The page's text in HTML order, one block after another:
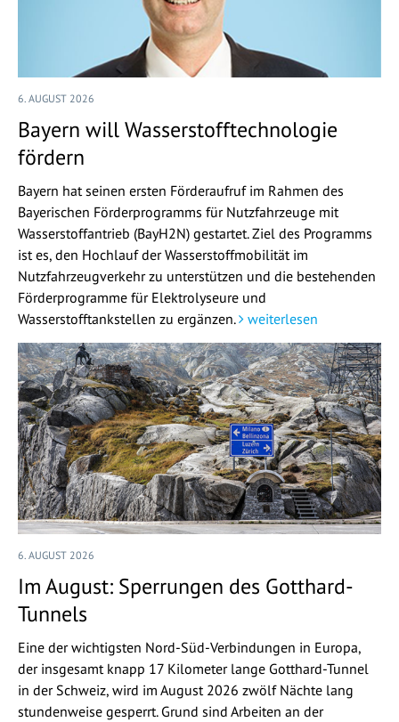
6. AUGUST 2026
Bayern will Wasserstofftechnologie
fördern
Bayern hat seinen ersten Förderaufruf im Rahmen des
Bayerischen Förderprogramms für Nutzfahrzeuge mit
Wasserstoffantrieb (BayH2N) gestartet. Ziel des Programms
ist es, den Hochlauf der Wasserstoffmobilität im
Nutzfahrzeugverkehr zu unterstützen und die bestehenden
Förderprogramme für Elektrolyseure und
Wasserstofftankstellen zu ergänzen.
weiterlesen
6. AUGUST 2026
Im August: Sperrungen des Gotthard-
Tunnels
Eine der wichtigsten Nord-Süd-Verbindungen in Europa,
der insgesamt knapp 17 Kilometer lange Gotthard-Tunnel
in der Schweiz, wird im August 2026 zwölf Nächte lang
stundenweise gesperrt. Grund sind Arbeiten an der